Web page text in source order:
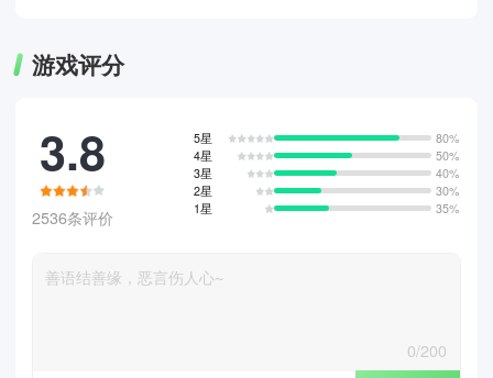
游戏评分
3.8
2536条评价
5星
80%
4星
50%
3星
40%
2星
30%
1星
35%
0/200